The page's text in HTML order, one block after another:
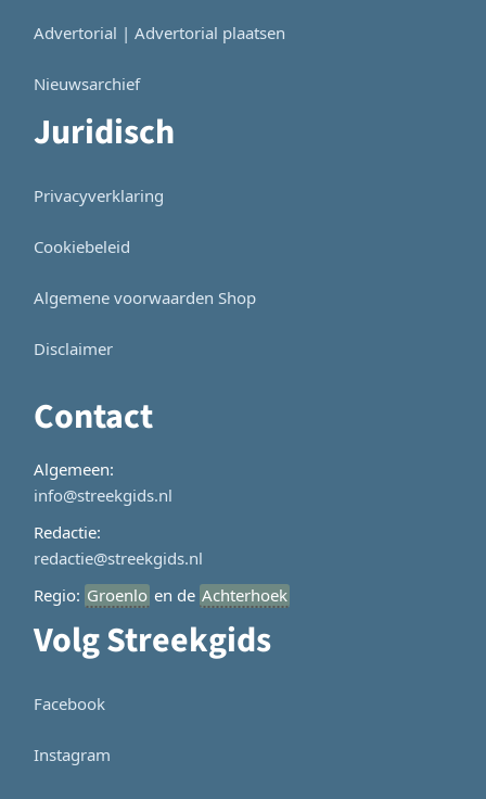
Advertorial | Advertorial plaatsen
Nieuwsarchief
Juridisch
Privacyverklaring
Cookiebeleid
Algemene voorwaarden Shop
Disclaimer
Contact
Algemeen:
info@streekgids.nl
Redactie:
redactie@streekgids.nl
Regio: Groenlo en de Achterhoek
Volg Streekgids
Facebook
Instagram